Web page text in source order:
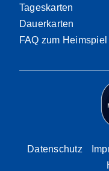
Tageskarten
Dauerkarten
FAQ zum Heimspiel
Datenschutz